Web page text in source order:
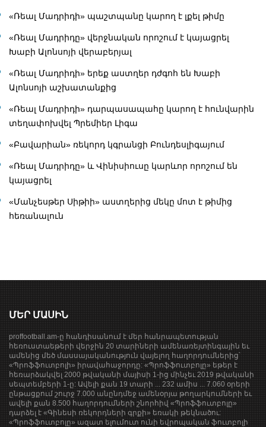
«Ռեալ Մադրիդի» պաշտպանը կարող է լքել թիմը
«Ռեալ Մադրիդը» վերջնական որոշում է կայացրել
Խաբի Ալոնսոյի վերաբերյալ
«Ռեալ Մադրիդի» երեք աստղեր դժգոհ են Խաբի
Ալոնսոյի աշխատանքից
«Ռեալ Մադրիդի» դարպասապահը կարող է հունվարին
տեղափոխվել Պրեմիեր Լիգա
«Բավարիան» ռեկորդ կգրանցի Բունդեսլիգայում
«Ռեալ Մադրիդը» և Վինիսիուսը կարևոր որոշում են
կայացրել
«Մանչեսթեր Սիթիի» աստղերից մեկը մոտ է թիմից
հեռանալուն
ՄԵՐ ՄԱՍԻՆ
proffootball.am-ը հանդիսանում է մեր հանրապետության
հեռուստաեթերի վերջին 20 տարիների ամենառեյտինգային եւ
ամենից մեծ մասսայականություն վայելող հաղորդումներից՝
«Պրոֆֆուտբոլի» իրավահաջորդը: «Պրոֆֆուտբոլը» եթեր է
հեռարձակվել 2000 թվականի մայիսի 1-ից մինչեւ 2019 թվականի
սեպտեմբերի 1-ը: Ավելի քան 19 տարի ... 232 ամիս ... 7.060 օրերի
ընթացքում շուրջ 7.000 անընդմեջ ամենօրյա թողարկումների եւ
ավելի քան 8.500 հաղորդումների շնորհիվ «Պրոֆֆուտբոլը»
դարձել է «Գինեսի ռեկորդների գրքի» եռակի թեկնածու:
«Պրոֆֆուտբոլը» ազատ ելումուտ ունի եվրոպական ֆուտբոլի